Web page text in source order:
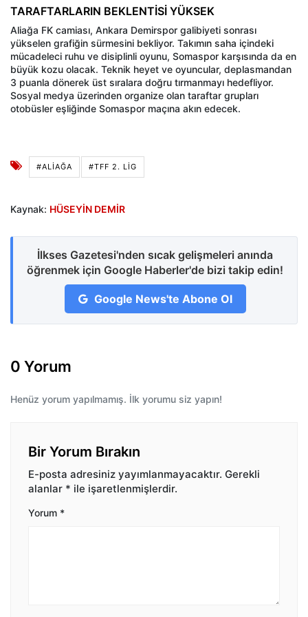
TARAFTARLARIN BEKLENTİSİ YÜKSEK
Aliağa FK camiası, Ankara Demirspor galibiyeti sonrası
yükselen grafiğin sürmesini bekliyor. Takımın saha içindeki
mücadeleci ruhu ve disiplinli oyunu, Somaspor karşısında da en
büyük kozu olacak. Teknik heyet ve oyuncular, deplasmandan
3 puanla dönerek üst sıralara doğru tırmanmayı hedefliyor.
Sosyal medya üzerinden organize olan taraftar grupları
otobüsler eşliğinde Somaspor maçına akın edecek.
#ALIAĞA #TFF 2. LIG
Kaynak: HÜSEYİN DEMİR
İlkses Gazetesi'nden sıcak gelişmeleri anında
öğrenmek için Google Haberler'de bizi takip edin!
Google News'te Abone Ol
0 Yorum
Henüz yorum yapılmamış. İlk yorumu siz yapın!
Bir Yorum Bırakın
E-posta adresiniz yayımlanmayacaktır. Gerekli
alanlar * ile işaretlenmişlerdir.
Yorum *